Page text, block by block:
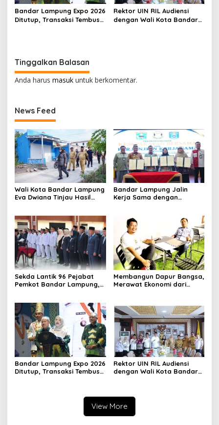
Bandar Lampung Expo 2026
Ditutup, Transaksi Tembus
Rektor UIN RIL Audiensi
dengan Wali Kota Bandar
Tinggalkan Balasan
Anda harus masuk untuk berkomentar.
News Feed
Wali Kota Bandar Lampung
Eva Dwiana Tinjau Hasil
Bandar Lampung Jalin
Kerja Sama dengan
Kendalikan Inflasi
Sekda Lantik 96 Pejabat
Pemkot Bandar Lampung,
Membangun Dapur Bangsa,
Merawat Ekonomi dari
Bandar Lampung Expo 2026
Ditutup, Transaksi Tembus
Rektor UIN RIL Audiensi
dengan Wali Kota Bandar
View More